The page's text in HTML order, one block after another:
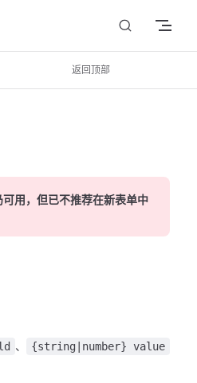
返回顶部
可用，但已不推荐在新表单中
、 {string|number} value